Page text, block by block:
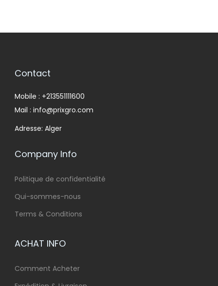
Contact
Mobile : +213551111600
Mail : info@prixgro.com
Adresse: Alger
Company Info
Politique de confidentialité
Qui-sommes-nous
Terms & Conditions
ACHAT INFO
Comment Acheter